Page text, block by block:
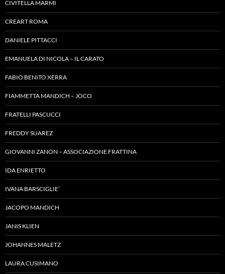
CIVITELLA MARMI
CREART ROMA
DANIELE PITTACCI
EMANUELA DI NICOLA – IL CARATO
FABIO BENITO XERRA
FIAMMETTA MANDICH – JOCO
FRATELLI PASCUCCI
FREDDY SUAREZ
GIOVANNI ZANON – ASSOCIAZIONE FRATTINA
IDA ENRIETTO
IVANA BARSCIGLIE’
JACOPO MANDICH
JANIS KLIEN
JOHANNES MALETZ
LAURA CUSIMANO